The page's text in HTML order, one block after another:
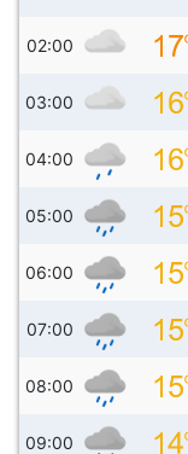
02:00
03:00
04:00
05:00
06:00
07:00
08:00
09:00